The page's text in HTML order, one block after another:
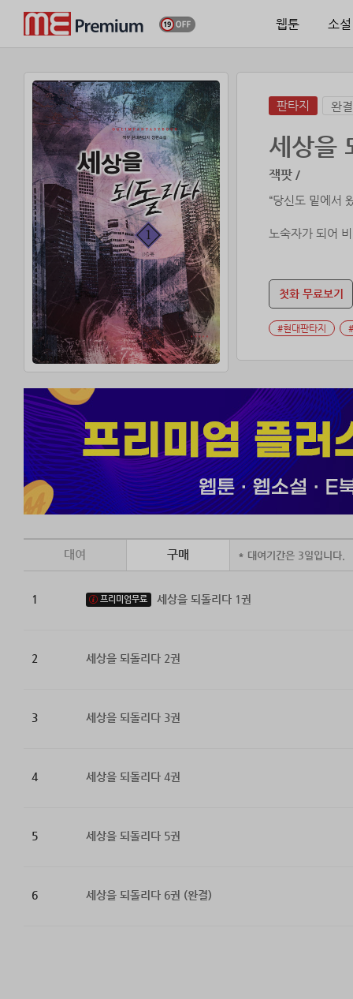
웹툰 소설
판타지 완결
세상을
잭팟 /
“당신도 밑에서
노숙자가 되어
“D슬롯은 시간
비로소 알게 된
첫화 무료보기
#현대판타지
대여 구매 * 대여기간은 3일입니다.
1 프리미엄무료 세상을 되돌리다 1권
2 세상을 되돌리다 2권
3 세상을 되돌리다 3권
4 세상을 되돌리다 4권
5 세상을 되돌리다 5권
6 세상을 되돌리다 6권 (완결)